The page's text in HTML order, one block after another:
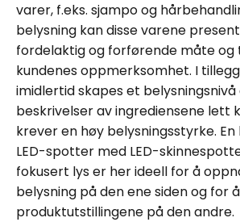
varer, f.eks. sjampo og
belysning kan disse varene
fordelaktig og forførende måte og
kundenes oppmerksomhet. I
imidlertid skapes et
beskrivelser av ingrediensene lett
krever en høy belysningsstyrke.
LED-spotter med LED-
fokusert lys er her ideell for å
belysning på den ene siden og for
produktutstillingene på den andre.